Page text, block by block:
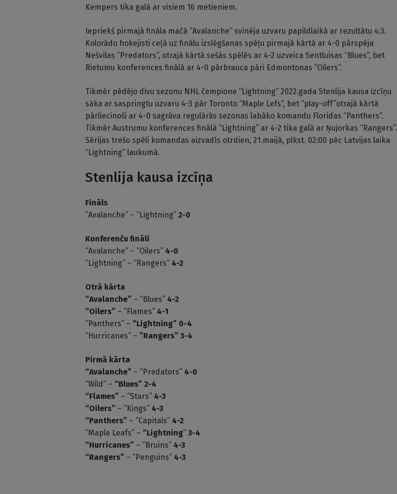
Kempers tika galā ar visiem 16 metieniem.
Iepriekš pirmajā fināla mačā “Avalanche” svinēja uzvaru papildlaikā ar rezultātu 4:3.
Kolorādo hokejisti ceļā uz finālu izslēgšanas spēļu pirmajā kārtā ar 4-0 pārspēja
Nešvilas “Predators”, otrajā kārtā sešās spēlēs ar 4-2 uzveica Sentluisas “Blues”, bet
Rietumu konferences finālā ar 4-0 pārbrauca pāri Edmontonas “Oilers”.
Tikmēr pēdējo divu sezonu NHL čempione “Lightning” 2022.gada Stenlija kausa izcīņu
sāka ar saspringtu uzvaru 4-3 pār Toronto “Maple Lefs”, bet “play-off”otrajā kārtā
pārliecinoši ar 4-0 sagrāva regulārās sezonas labāko komandu Floridas “Panthers”.
Tikmēr Austrumu konferences finālā “Lightning” ar 4-2 tika galā ar Ņujorkas “Rangers”.
Sērijas trešo spēli komandas aizvadīs otrdien, 21.maijā, plkst. 02:00 pēc Latvijas laika
“Lightning” laukumā.
Stenlija kausa izcīņa
Fināls
“Avalanche” – “Lightning” 2-0
Konferenču fināli
“Avalanche” – “Oilers” 4-0
“Lightning” – “Rangers” 4-2
Otrā kārta
“Avalanche” – “Blues” 4-2
“Oilers” – “Flames” 4-1
“Panthers” – “Lightning” 0-4
“Hurricanes” – ”Rangers” 3-4
Pirmā kārta
“Avalanche” – “Predators” 4-0
“Wild” – “Blues” 2-4
“Flames” – “Stars” 4-3
“Oilers” – “Kings” 4-3
“Panthers” – “Capitals” 4-2
“Maple Leafs” – “Lightning” 3-4
“Hurricanes” – “Bruins” 4-3
“Rangers” – “Penguins” 4-3